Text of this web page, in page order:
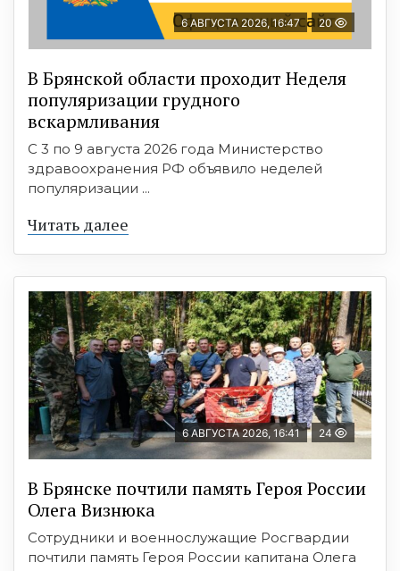
6 АВГУСТА 2026, 16:47 20
В Брянской области проходит Неделя
популяризации грудного
вскармливания
С 3 по 9 августа 2026 года Министерство
здравоохранения РФ объявило неделей
популяризации ...
Читать далее
6 АВГУСТА 2026, 16:41 24
В Брянске почтили память Героя России
Олега Визнюка
Сотрудники и военнослужащие Росгвардии
почтили память Героя России капитана Олега